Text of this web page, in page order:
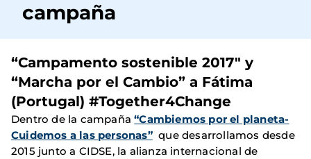
campaña
“Campamento sostenible 2017" y
“Marcha por el Cambio” a Fátima
(Portugal) #Together4Change
Dentro de la campaña“Cambiemos por el planeta-
Cuidemos a las personas”que desarrollamos desde
2015 junto a CIDSE, la alianza internacional de